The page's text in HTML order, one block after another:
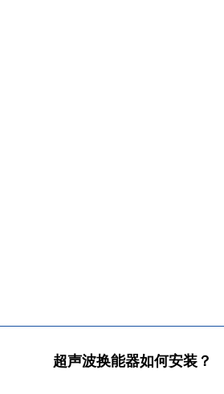
超声波换能器如何安装？